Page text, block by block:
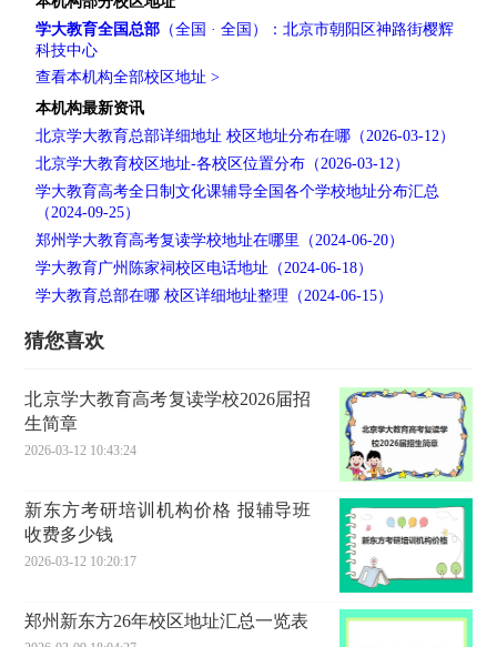
学大教育全国总部 （全国 · 全国）：北京市朝阳区神路街樱辉
科技中心
查看本机构全部校区地址 >
本机构最新资讯
北京学大教育总部详细地址 校区地址分布在哪（2026-03-12）
北京学大教育校区地址-各校区位置分布（2026-03-12）
学大教育高考全日制文化课辅导全国各个学校地址分布汇总
（2024-09-25）
郑州学大教育高考复读学校地址在哪里（2024-06-20）
学大教育广州陈家祠校区电话地址（2024-06-18）
学大教育总部在哪 校区详细地址整理（2024-06-15）
猜您喜欢
北京学大教育高考复读学校2026届招
生简章
2026-03-12 10:43:24
新东方考研培训机构价格 报辅导班
收费多少钱
2026-03-12 10:20:17
郑州新东方26年校区地址汇总一览表